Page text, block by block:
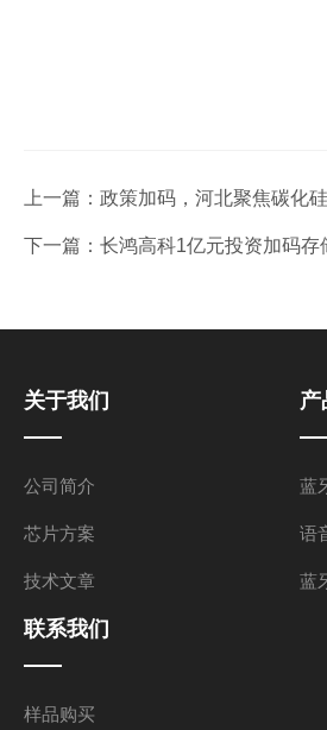
上一篇： 政策加码，河北聚焦碳化
下一篇： 长鸿高科1亿元投资加码
关于我们
公司简介
芯片方案
技术文章
产
蓝
语
蓝
联系我们
样品购买